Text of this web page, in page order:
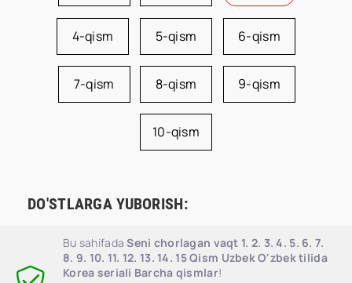
4-qism 5-qism 6-qism
7-qism 8-qism 9-qism
10-qism
DO'STLARGA YUBORISH:
Bu sahifadaSeni chorlagan vaqt 1. 2. 3. 4. 5. 6. 7.
8. 9. 10. 11. 12. 13. 14. 15 Qism Uzbek O'zbek tilida
Korea seriali Barcha qismlar!